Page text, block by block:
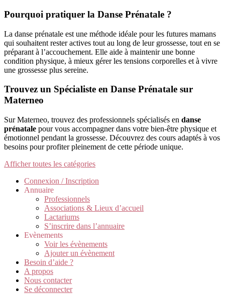
Pourquoi pratiquer la Danse Prénatale ?
La danse prénatale est une méthode idéale pour les futures mamans
qui souhaitent rester actives tout au long de leur grossesse, tout en se
préparant à l’accouchement. Elle aide à maintenir une bonne
condition physique, à mieux gérer les tensions corporelles et à vivre
une grossesse plus sereine.
Trouvez un Spécialiste en Danse Prénatale sur
Materneo
Sur Materneo, trouvez des professionnels spécialisés en danse
prénatale pour vous accompagner dans votre bien-être physique et
émotionnel pendant la grossesse. Découvrez des cours adaptés à vos
besoins pour profiter pleinement de cette période unique.
Afficher toutes les catégories
Connexion / Inscription
Annuaire
Professionnels
Associations & Lieux d’accueil
Lactariums
S’inscrire dans l’annuaire
Evènements
Voir les évènements
Ajouter un évènement
Besoin d’aide ?
A propos
Nous contacter
Se déconnecter